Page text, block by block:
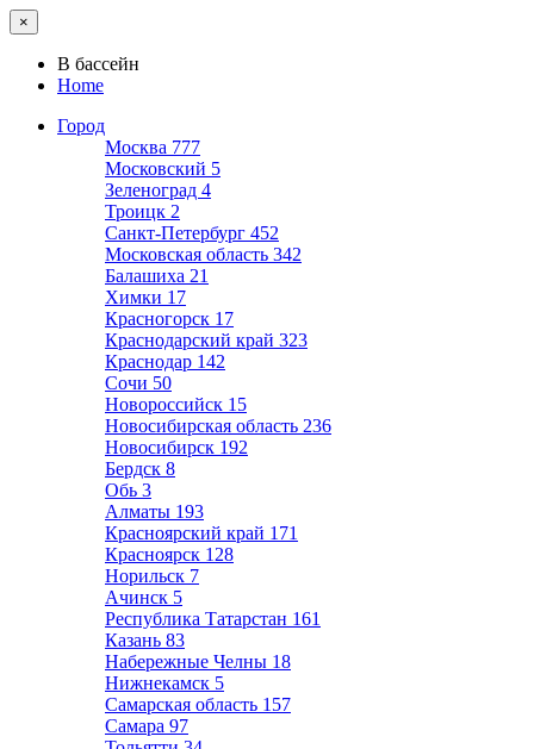
×
В бассейн
Home
Город
Москва 777
Московский 5
Зеленоград 4
Троицк 2
Санкт-Петербург 452
Московская область 342
Балашиха 21
Химки 17
Красногорск 17
Краснодарский край 323
Краснодар 142
Сочи 50
Новороссийск 15
Новосибирская область 236
Новосибирск 192
Бердск 8
Обь 3
Алматы 193
Красноярский край 171
Красноярск 128
Норильск 7
Ачинск 5
Республика Татарстан 161
Казань 83
Набережные Челны 18
Нижнекамск 5
Самарская область 157
Самара 97